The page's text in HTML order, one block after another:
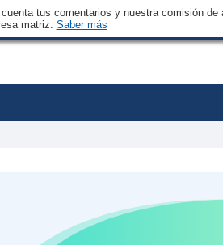
tus comentarios y nuestra comisión
matriz. Saber más